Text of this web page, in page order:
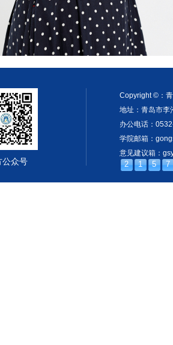
公众号
Copyright ©：
地址：青岛市李
办公电话：
学院邮箱：
意见建议箱：
2 1 5 7